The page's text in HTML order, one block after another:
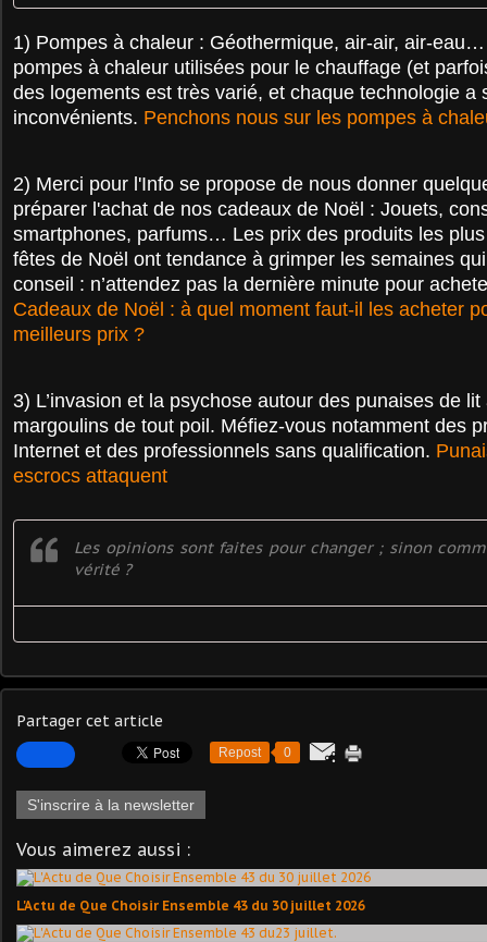
1) Pompes à chaleur : Géothermique, air-air, air-
pompes à chaleur utilisées pour le chauffage (et
des logements est très varié, et chaque technologie a
inconvénients. Penchons nous sur les pompes à
2) Merci pour l'Info se propose de nous donner
préparer l'achat de nos cadeaux de Noël : Jouets,
smartphones, parfums… Les prix des produits les
fêtes de Noël ont tendance à grimper les semaines
conseil : n’attendez pas la dernière minute pour
Cadeaux de Noël : à quel moment faut-il les acheter
meilleurs prix ?
3) L’invasion et la psychose autour des punaises de lit
margoulins de tout poil. Méfiez-vous notamment des
Internet et des professionnels sans qualification.
escrocs attaquent
Les opinions sont faites pour changer ; sinon
vérité ?
Partager cet article
Repost 0
S'inscrire à la newsletter
Vous aimerez aussi :
L'Actu de Que Choisir Ensemble 43 du 30 juillet 2026